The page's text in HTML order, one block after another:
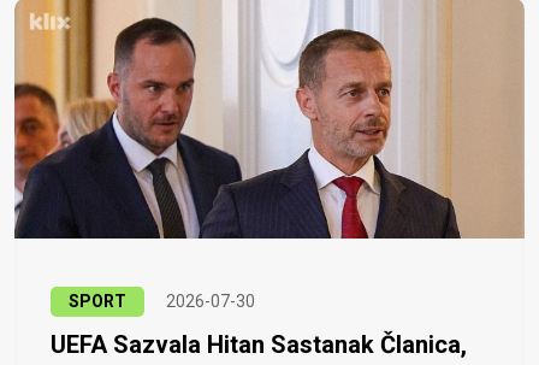
SPORT 2026-07-30
UEFA Sazvala Hitan Sastanak Članica,